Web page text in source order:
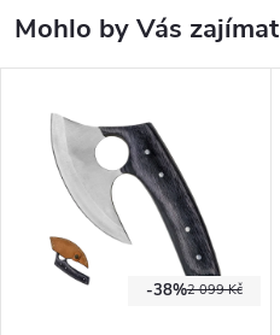
Mohlo by Vás zajímat
2 099 Kč
-38%